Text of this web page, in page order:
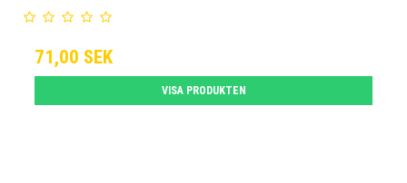
71,00 SEK
VISA PRODUKTEN